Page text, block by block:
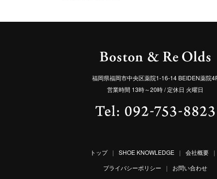
福岡県福岡市中央区薬院1-16-14 BEIDEN薬院
営業時間 13時～20時 / 定休日 火曜日
トップ | SHOE KNOWLEDGE | 会社概要
|
プライバシーポリシー
| お問い合わせ